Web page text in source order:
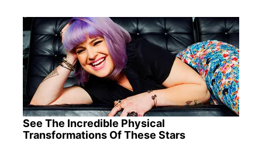
See The Incredible Physical
Transformations Of These Stars